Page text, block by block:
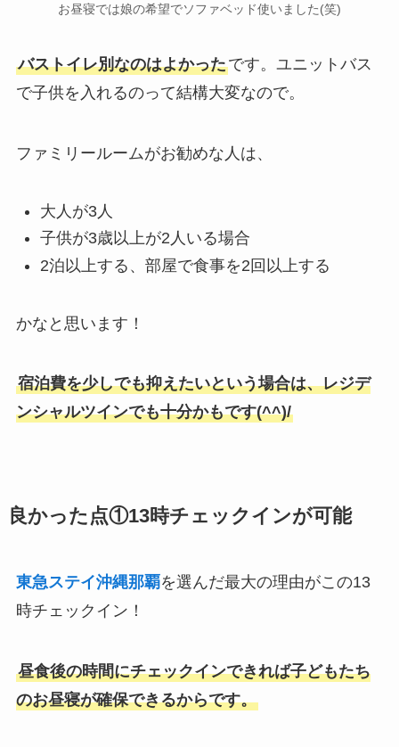
お昼寝では娘の希望でソファベッド使いました(笑)
バストイレ別なのはよかったです。ユニットバス
で子供を入れるのって結構大変なので。
ファミリールームがお勧めな人は、
大人が3人
子供が3歳以上が2人いる場合
2泊以上する、部屋で食事を2回以上する
かなと思います！
宿泊費を少しでも抑えたいという場合は、レジデ
ンシャルツインでも十分かもです(^^)/
良かった点①13時チェックインが可能
東急ステイ沖縄那覇を選んだ最大の理由がこの13
時チェックイン！
昼食後の時間にチェックインできれば子どもたち
のお昼寝が確保できるからです。